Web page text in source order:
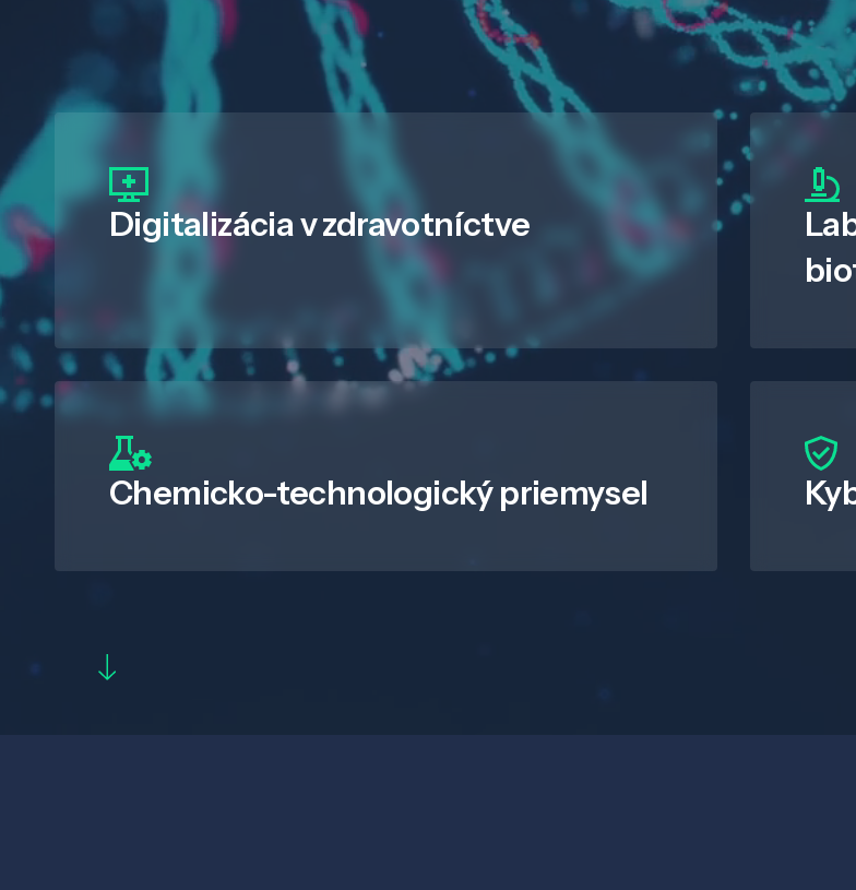
Digitalizáciav zdravotníctve
Chemicko-technologický priemysel